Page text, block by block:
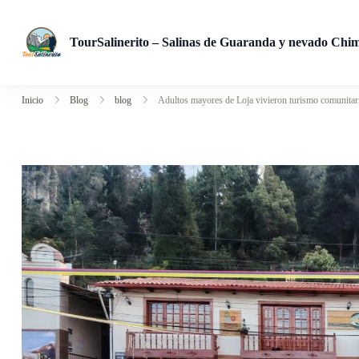
TourSalinerito – Salinas de Guaranda y nevado
Inicio Blog blog Adultos mayores de Loja vivieron turismo